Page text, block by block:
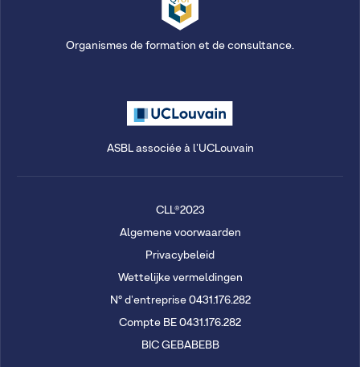
Organismes de formation et de consultance.
ASBL associée à l'UCLouvain
CLL®2023
Algemene voorwaarden
Privacybeleid
Wettelijke vermeldingen
N° d'entreprise 0431.176.282
Compte BE 0431.176.282
BIC GEBABEBB